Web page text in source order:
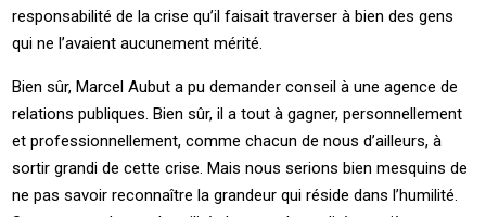
responsabilité de la crise qu’il faisait traverser à bien des gens
qui ne l’avaient aucunement mérité.
Bien sûr, Marcel Aubut a pu demander conseil à une agence de
relations publiques. Bien sûr, il a tout à gagner, personnellement
et professionnellement, comme chacun de nous d’ailleurs, à
sortir grandi de cette crise. Mais nous serions bien mesquins de
ne pas savoir reconnaître la grandeur qui réside dans l’humilité.